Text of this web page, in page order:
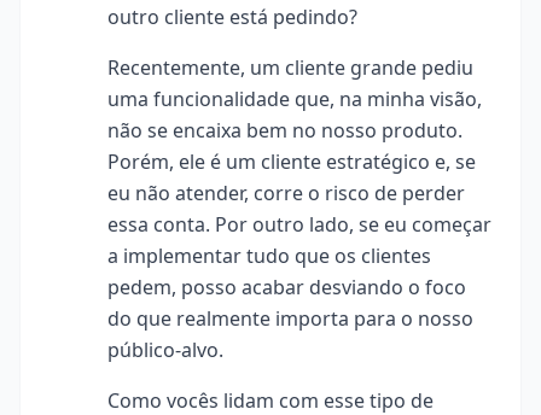
outro cliente está pedindo?
Recentemente, um cliente grande pediu
uma funcionalidade que, na minha visão,
não se encaixa bem no nosso produto.
Porém, ele é um cliente estratégico e, se
eu não atender, corre o risco de perder
essa conta. Por outro lado, se eu começar
a implementar tudo que os clientes
pedem, posso acabar desviando o foco
do que realmente importa para o nosso
público-alvo.
Como vocês lidam com esse tipo de